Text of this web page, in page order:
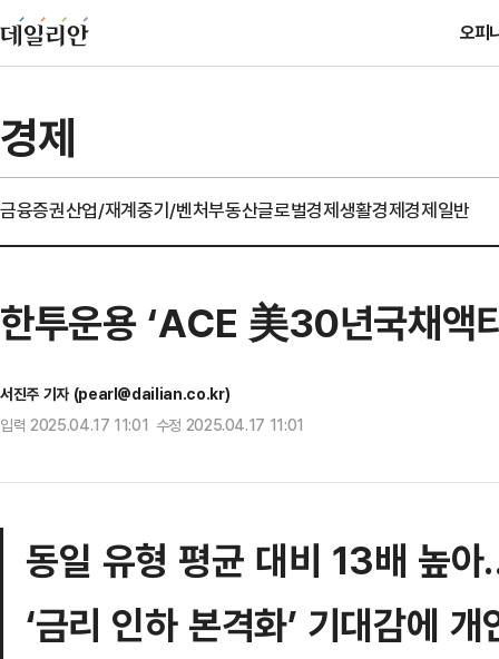
오피
경제
금융증권산업/재계중기/벤처부동산글로벌경제생활경제경제일반
한투운용 ‘ACE 美30년국채액
서진주 기자 (pearl@dailian.co.kr)
입력 2025.04.17 11:01 수정 2025.04.17 11:01
동일 유형 평균 대비 13배 높
‘금리 인하 본격화’ 기대감에